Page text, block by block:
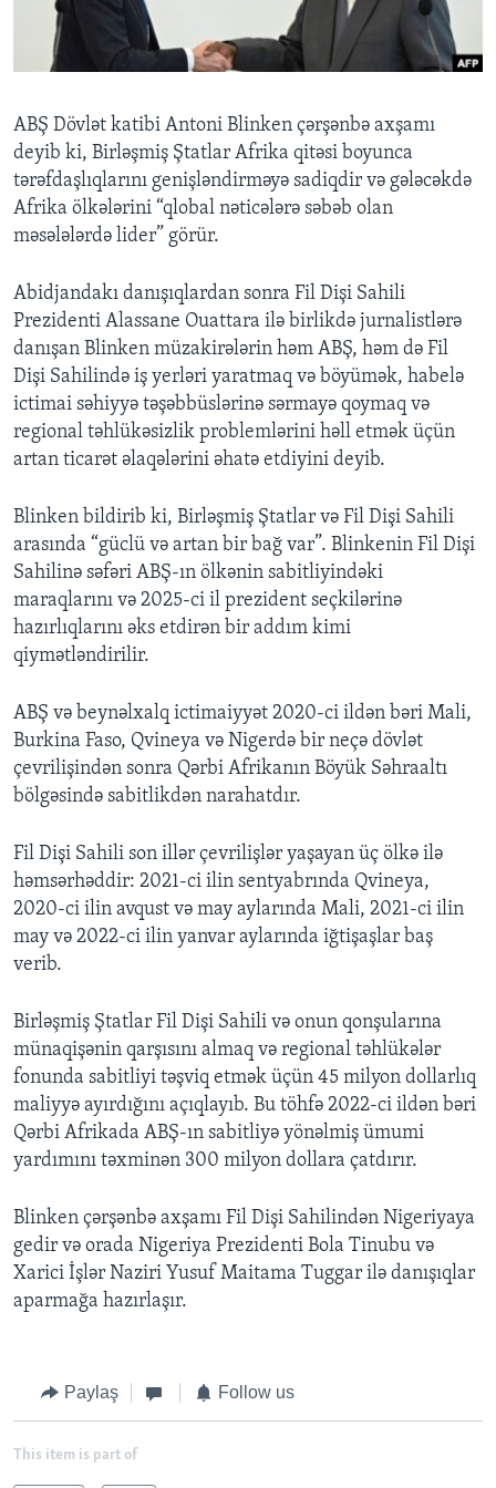
BIZI IZLƏYIN
Dillər
ABŞ Dövlət katibi Antoni Blinken çərşənbə axşamı
deyib ki, Birləşmiş Ştatlar Afrika qitəsi boyunca
tərəfdaşlıqlarını genişləndirməyə sadiqdir və gələcəkdə
Afrika ölkələrini “qlobal nəticələrə səbəb olan
məsələlərdə lider” görür.
Abidjandakı danışıqlardan sonra Fil Dişi Sahili
Prezidenti Alassane Ouattara ilə birlikdə jurnalistlərə
danışan Blinken müzakirələrin həm ABŞ, həm də Fil
Dişi Sahilində iş yerləri yaratmaq və böyümək, habelə
ictimai səhiyyə təşəbbüslərinə sərmayə qoymaq və
regional təhlükəsizlik problemlərini həll etmək üçün
artan ticarət əlaqələrini əhatə etdiyini deyib.
Blinken bildirib ki, Birləşmiş Ştatlar və Fil Dişi Sahili
arasında “güclü və artan bir bağ var”. Blinkenin Fil Dişi
Sahilinə səfəri ABŞ-ın ölkənin sabitliyindəki
maraqlarını və 2025-ci il prezident seçkilərinə
hazırlıqlarını əks etdirən bir addım kimi
qiymətləndirilir.
ABŞ və beynəlxalq ictimaiyyət 2020-ci ildən bəri Mali,
Burkina Faso, Qvineya və Nigerdə bir neçə dövlət
çevrilişindən sonra Qərbi Afrikanın Böyük Səhraaltı
bölgəsində sabitlikdən narahatdır.
Fil Dişi Sahili son illər çevrilişlər yaşayan üç ölkə ilə
həmsərhəddir: 2021-ci ilin sentyabrında Qvineya,
2020-ci ilin avqust və may aylarında Mali, 2021-ci ilin
may və 2022-ci ilin yanvar aylarında iğtişaşlar baş
verib.
Birləşmiş Ştatlar Fil Dişi Sahili və onun qonşularına
münaqişənin qarşısını almaq və regional təhlükələr
fonunda sabitliyi təşviq etmək üçün 45 milyon dollarlıq
maliyyə ayırdığını açıqlayıb. Bu töhfə 2022-ci ildən bəri
Qərbi Afrikada ABŞ-ın sabitliyə yönəlmiş ümumi
yardımını təxminən 300 milyon dollara çatdırır.
Blinken çərşənbə axşamı Fil Dişi Sahilindən Nigeriyaya
gedir və orada Nigeriya Prezidenti Bola Tinubu və
Xarici İşlər Naziri Yusuf Maitama Tuggar ilə danışıqlar
aparmağa hazırlaşır.
Paylaş Follow us
This item is part of